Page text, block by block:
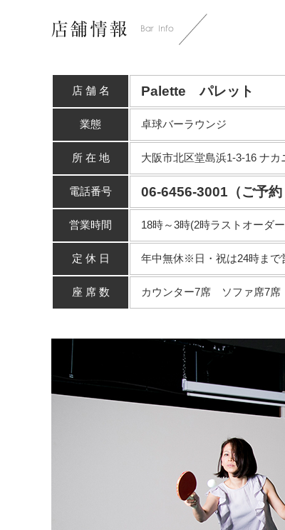
店 舗 名 Palette パレット
業態 卓球バーラウンジ
所 在 地 大阪市北区堂島浜1-3-16 ナカ
電話番号 06-6456-3001（ご予約
営業時間 18時～3時(2時ラストオーダ
定 休 日 年中無休※日・祝は24時まで
座 席 数 カウンター7席 ソファ席7